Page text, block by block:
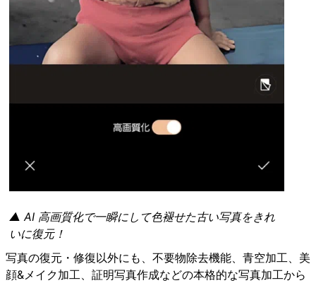
▲ AI 高画質化で一瞬にして色褪せた古い写真をきれ
いに復元！
写真の復元・修復以外にも、不要物除去機能、青空加工、美
顔&メイク加工、証明写真作成などの本格的な写真加工から